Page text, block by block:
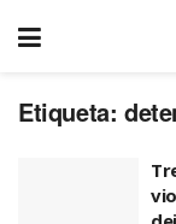
Etiqueta: